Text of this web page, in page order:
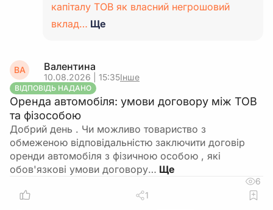
капіталу ТОВ як власний негрошовий
вклад… Ще
ВА Валентина
10.08.2026 | 15:35Інше
ВІДПОВІДЬ НАДАНО
Оренда автомобіля: умови договору між ТОВ
та фізособою
Добрий день . Чи можливо товариство з
обмеженою відповідальністю заключити договір
оренди автомобіля з фізичною особою , які
обов'язкові умови договору…
6
1